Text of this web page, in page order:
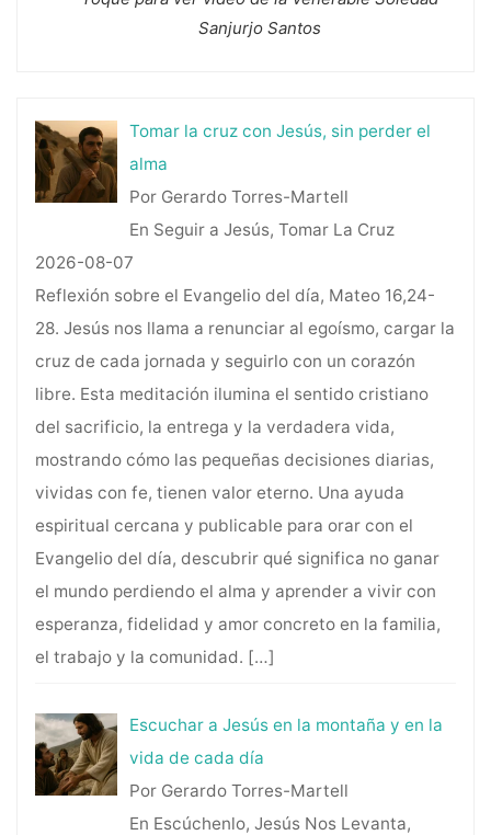
Sanjurjo Santos
Tomar la cruz con Jesús, sin perder el
alma
Por Gerardo Torres-Martell
En Seguir a Jesús, Tomar La Cruz
2026-08-07
Reflexión sobre el Evangelio del día, Mateo 16,24-
28. Jesús nos llama a renunciar al egoísmo, cargar la
cruz de cada jornada y seguirlo con un corazón
libre. Esta meditación ilumina el sentido cristiano
del sacrificio, la entrega y la verdadera vida,
mostrando cómo las pequeñas decisiones diarias,
vividas con fe, tienen valor eterno. Una ayuda
espiritual cercana y publicable para orar con el
Evangelio del día, descubrir qué significa no ganar
el mundo perdiendo el alma y aprender a vivir con
esperanza, fidelidad y amor concreto en la familia,
el trabajo y la comunidad. […]
Escuchar a Jesús en la montaña y en la
vida de cada día
Por Gerardo Torres-Martell
En Escúchenlo, Jesús Nos Levanta,